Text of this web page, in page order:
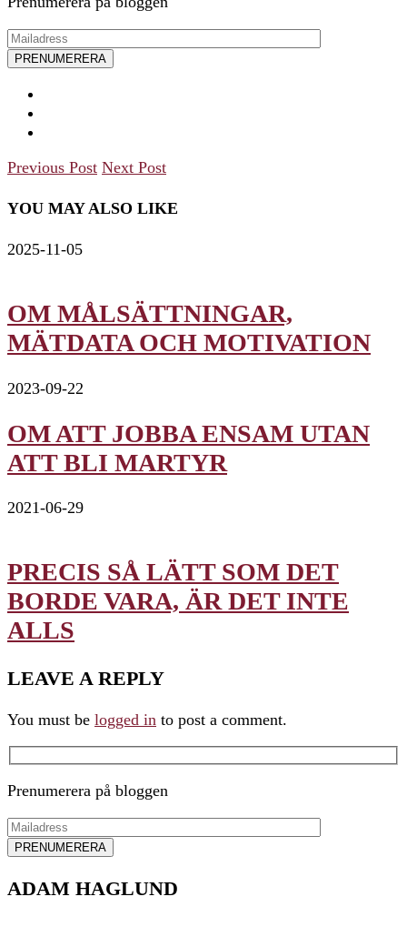
Previous Post Next Post
YOU MAY ALSO LIKE
2025-11-05
OM MÅLSÄTTNINGAR,
MÄTDATA OCH MOTIVATION
2023-09-22
OM ATT JOBBA ENSAM UTAN
ATT BLI MARTYR
2021-06-29
PRECIS SÅ LÄTT SOM DET
BORDE VARA, ÄR DET INTE
ALLS
LEAVE A REPLY
You must be logged in to post a comment.
Prenumerera på bloggen
ADAM HAGLUND